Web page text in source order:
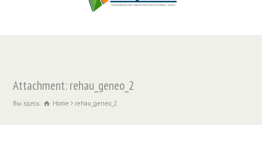
Attachment: rehau_geneo_2
Вы здесь: Home rehau_geneo_2